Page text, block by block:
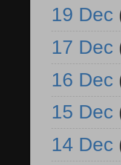
19 Dec
17 Dec
16 Dec
15 Dec
14 Dec